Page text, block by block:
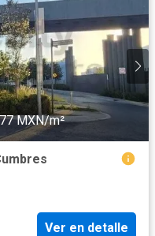
MXN/m²
Ver en detalle